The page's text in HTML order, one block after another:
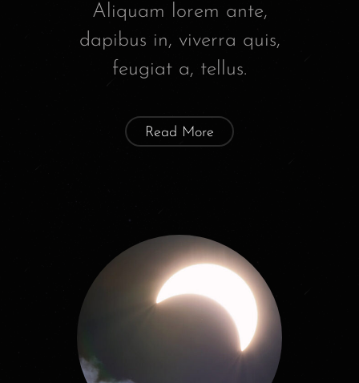
Aliquam lorem ante,
dapibus in, viverra quis,
feugiat a, tellus.
Read More